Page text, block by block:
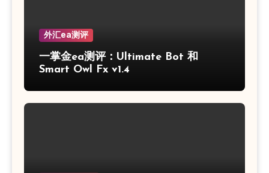
外汇ea测评
一掌金ea测评：Ultimate Bot 和
Smart Owl Fx v1.4